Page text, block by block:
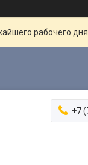
рабочего
+7